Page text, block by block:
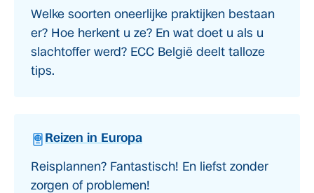
Welke soorten oneerlijke praktijken bestaan
er? Hoe herkent u ze? En wat doet u als u
slachtoffer werd? ECC België deelt talloze
tips.
Reizen in Europa
Reisplannen? Fantastisch! En liefst zonder
zorgen of problemen!